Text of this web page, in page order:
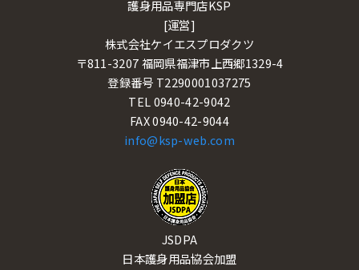
護身用品専門店KSP
[運営]
株式会社ケイエスプロダクツ
〒811-3207 福岡県福津市上西郷1329-4
登録番号 T2290001037275
TEL 0940-42-9042
FAX 0940-42-9044
info@ksp-web.com
JSDPA
日本護身用品協会加盟